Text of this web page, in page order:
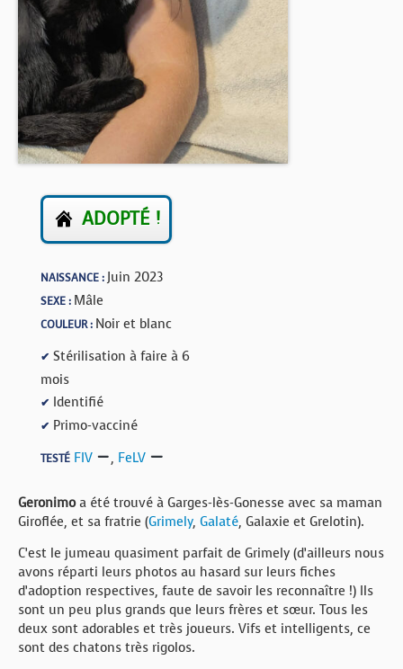
BOUTIQUE
FORUM
ADOPTÉ !
NAISSANCE : Juin 2023
SEXE : Mâle
COULEUR : Noir et blanc
✔ Stérilisation à faire à 6
mois
✔ Identifié
✔ Primo-vacciné
TESTÉ FIV , FeLV
Geronimoa été trouvé à Garges-lès-Gonesse avec sa maman
Giroflée, et sa fratrie (Grimely, Galaté, Galaxie et Grelotin).
C’est le jumeau quasiment parfait de Grimely (d’ailleurs nous
avons réparti leurs photos au hasard sur leurs fiches
d’adoption respectives, faute de savoir les reconnaître !) Ils
sont un peu plus grands que leurs frères et sœur. Tous les
deux sont adorables et très joueurs. Vifs et intelligents, ce
sont des chatons très rigolos.